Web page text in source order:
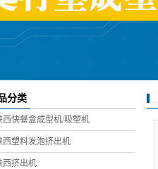
分类
西快餐盒成型机/吸塑机
西塑料发泡挤出机
西挤出机